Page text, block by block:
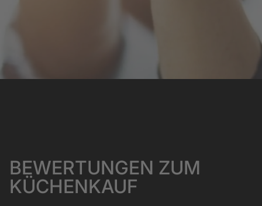
BEWERTUNGEN ZUM
KÜCHENKAUF